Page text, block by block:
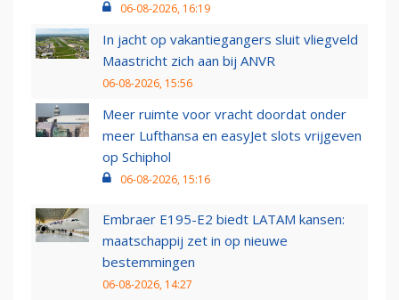
06-08-2026, 16:19
In jacht op vakantiegangers sluit vliegveld
Maastricht zich aan bij ANVR
06-08-2026, 15:56
Meer ruimte voor vracht doordat onder
meer Lufthansa en easyJet slots vrijgeven
op Schiphol
06-08-2026, 15:16
Embraer E195-E2 biedt LATAM kansen:
maatschappij zet in op nieuwe
bestemmingen
06-08-2026, 14:27